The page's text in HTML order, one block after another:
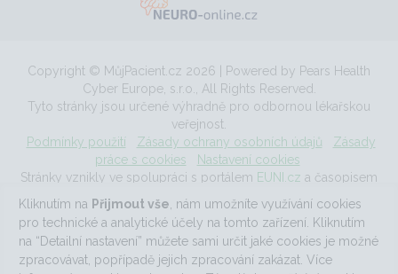
Copyright © MůjPacient.cz 2026 | Powered by Pears Health
Cyber Europe, s.r.o., All Rights Reserved.
Tyto stránky jsou určené výhradně pro odbornou lékařskou
veřejnost.
Podmínky použití
Zásady ochrany osobních údajů
Zásady
práce s cookies
Nastavení cookies
Stránky vznikly ve spolupráci s portálem EUNI.cz a časopisem
MůjPacient.cz ISSN 1803-9200 | Kontaktní informace:
monika.svobodova@mujpacient.cz
Kliknutím na Přijmout vše , nám umožníte využívání cookies
pro technické a analytické účely na tomto zařízení. Kliknutím
na “Detailní nastavení” můžete sami určit jaké cookies je možné
zpracovávat, popřípadě jejich zpracování zakázat. Více